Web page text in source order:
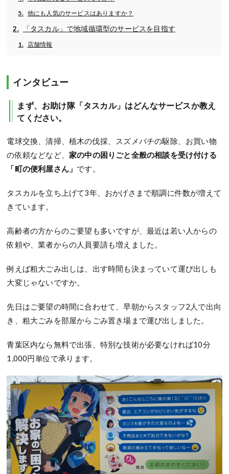
他にも人気のサービスはありますか？
「タスカル」で地域循環型のサービスを目指す
店舗情報
インタビュー
まず、お助け隊「タスカル」はどんなサービスか教え
てください。
電球交換、清掃、植木の伐採、スズメバチの駆除、お買い物
の依頼などなど、家の中の困りごと全般の相談を受け付ける
「町の便利屋さん」 です。
タスカルを立ち上げて3年、おかげさまで順調に件数が増えて
きています。
高齢者の方からのご要望も多いですが、最近は若い人からの
依頼や、業者からの人員要請も増えました。
例えば粗大ごみ出しは、出す時間も決まっていて運び出しも
大変じゃないですか。
先日はご要望の時間に合わせて、早朝からスタッフ2人で出向
き、粗大ごみを部屋からごみ置き場まで運び出しました。
青葉区内なら無料で出張、特別な技術が必要なければ10分
1,000円単位で承ります。